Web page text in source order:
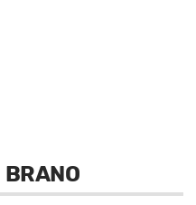
BRANO